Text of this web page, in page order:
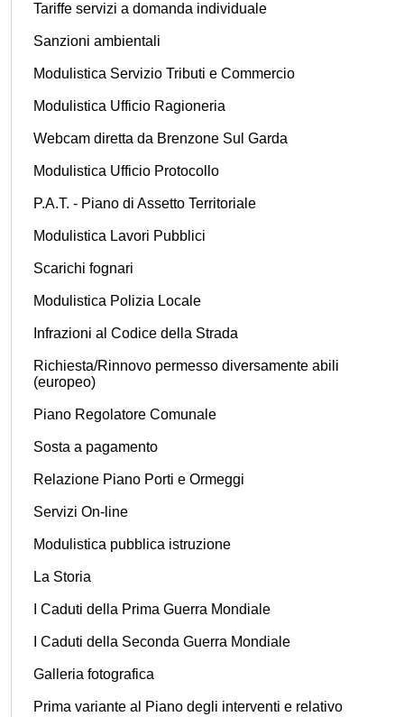
Tariffe servizi a domanda individuale
Sanzioni ambientali
Modulistica Servizio Tributi e Commercio
Modulistica Ufficio Ragioneria
Webcam diretta da Brenzone Sul Garda
Modulistica Ufficio Protocollo
P.A.T. - Piano di Assetto Territoriale
Modulistica Lavori Pubblici
Scarichi fognari
Modulistica Polizia Locale
Infrazioni al Codice della Strada
Richiesta/Rinnovo permesso diversamente abili
(europeo)
Piano Regolatore Comunale
Sosta a pagamento
Relazione Piano Porti e Ormeggi
Servizi On-line
Modulistica pubblica istruzione
La Storia
I Caduti della Prima Guerra Mondiale
I Caduti della Seconda Guerra Mondiale
Galleria fotografica
Prima variante al Piano degli interventi e relativo